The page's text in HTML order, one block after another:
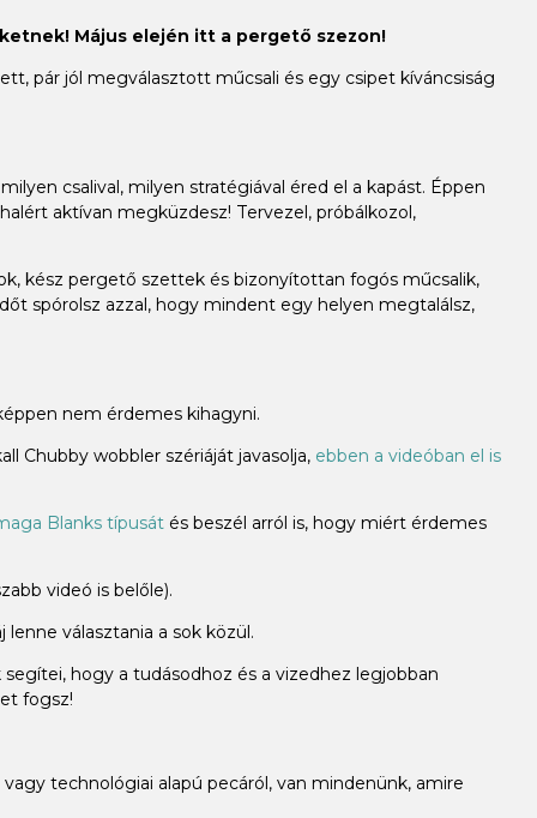
Május elején itt a pergető szezon!
pár jól megválasztott műcsali és egy csipet kíváncsiság
csalival, milyen stratégiával éred el a kapást. Éppen
aktívan megküzdesz! Tervezel, próbálkozol,
kész pergető szettek és bizonyítottan fogós műcsalik,
spórolsz azzal, hogy mindent egy helyen megtalálsz,
nem érdemes kihagyni.
Chubby wobbler szériáját javasolja, ebben a videóban el is
Blanks típusát és beszél arról is, hogy miért érdemes
videó is belőle).
lenne választania a sok közül.
hogy a tudásodhoz és a vizedhez legjobban
fogsz!
technológiai alapú pecáról, van mindenünk, amire